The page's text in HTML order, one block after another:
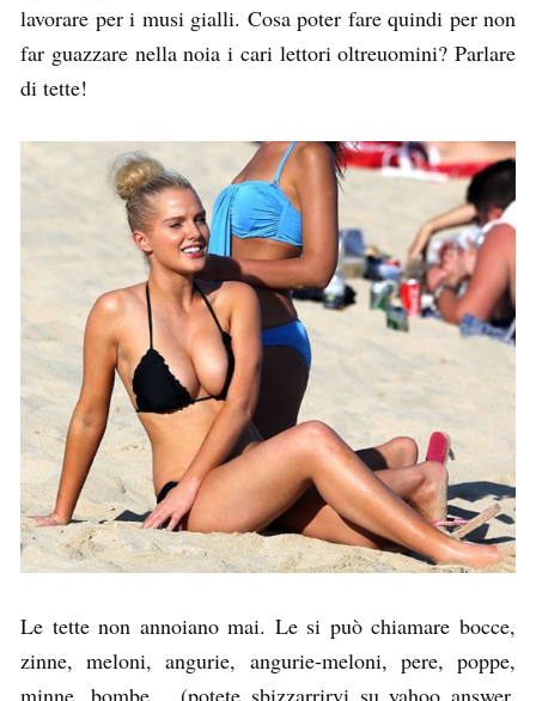
lavorare per i musi gialli. Cosa poter fare quindi per non
far guazzare nella noia i cari lettori oltreuomini? Parlare
di tette!
Le tette non annoiano mai. Le si può chiamare bocce,
zinne, meloni, angurie, angurie-meloni, pere, poppe,
minne, bombe… (potete sbizzarrirvi su yahoo answer,